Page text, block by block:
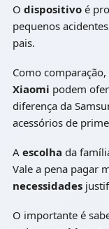
O dispositivoé
pequenos
pais.
Como
Xiaomi podem
diferença da
acessórios de
A escolha da
Vale a pena pagar
necessidades
O importante é